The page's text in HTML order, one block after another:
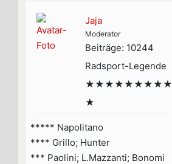
Jaja
Moderator
Beiträge: 10244
Radsport-Legende
★★★★★★★★★
★
***** Napolitano
**** Grillo; Hunter
*** Paolini; L.Mazzanti; Bonomi